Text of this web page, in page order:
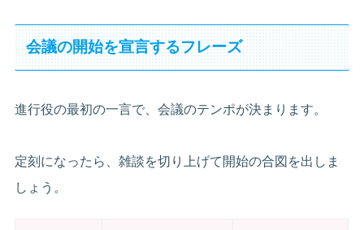
会議の開始を宣言するフレーズ
進行役の最初の一言で、会議のテンポが決まります。
定刻になったら、雑談を切り上げて開始の合図を出しま
しょう。